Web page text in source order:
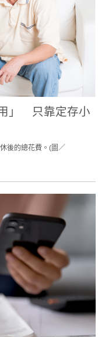
」 只靠定存小
後的總花費。(圖／